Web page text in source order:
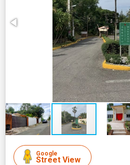
Google
Street View